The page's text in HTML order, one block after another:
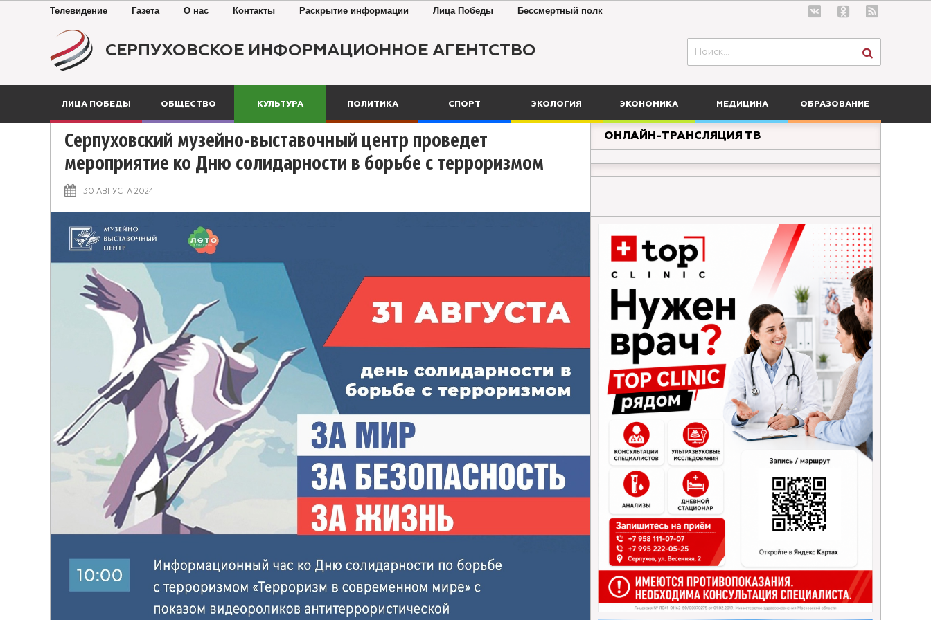
Телевидение Газета О нас Контакты Раскрытие информации Лица Победы Бессмертный полк
СЕРПУХОВСКОЕ ИНФОРМАЦИОННОЕ АГЕНТСТВО
ЛИЦА ПОБЕДЫ ОБЩЕСТВО КУЛЬТУРА ПОЛИТИКА СПОРТ ЭКОЛОГИЯ ЭКОНОМИКА МЕДИЦИНА ОБРАЗОВАНИЕ
Серпуховский музейно-выставочный центр проведет
мероприятие ко Дню солидарности в борьбе с терроризмом
30 АВГУСТА 2024
ОНЛАЙН-ТРАНСЛЯЦИЯ ТВ